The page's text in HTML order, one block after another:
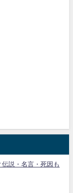
説・名言・死因も